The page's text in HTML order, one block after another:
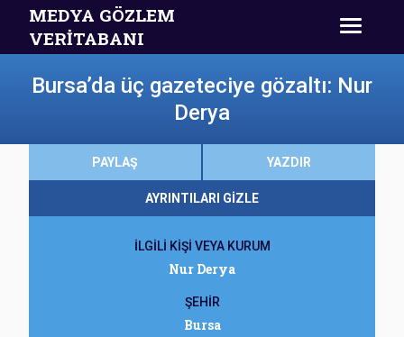
MEDYA GÖZLEM
VERİTABANI
Bursa’da üç gazeteciye gözaltı: Nur
Derya
PAYLAŞ YAZDIR
AYRINTILARI GİZLE
İLGİLİ KİŞİ VEYA KURUM
Nur Derya
ŞEHİR
Bursa